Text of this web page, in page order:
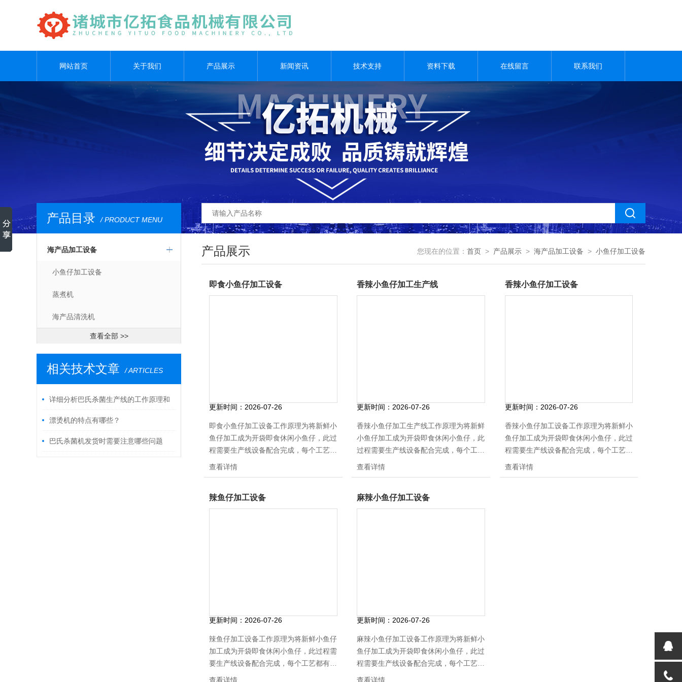
网站首页 关于我们 产品展示 新闻资讯 技术支持 资料下载 在线留言 联系我们
产品目录 / PRODUCT MENU
海产品加工设备
小鱼仔加工设备
蒸煮机
海产品清洗机
查看全部 >>
相关技术文章 / ARTICLES
详细分析巴氏杀菌生产线的工作原理和
使用方法
漂烫机的特点有哪些？
巴氏杀菌机发货时需要注意哪些问题
产品展示 您现在的位置： 首页 > 产品展示 > 海产品加工设备 > 小鱼仔加工设备
即食小鱼仔加工设备
更新时间： 2026-07-26
即食小鱼仔加工设备工作原理为将新鲜小
鱼仔加工成为开袋即食休闲小鱼仔，此过
程需要生产线设备配合完成，每个工艺都
有相匹配的设备，开袋即食休闲小鱼仔可
产量大小进行加工定做
查看详情
香辣小鱼仔加工生产线
更新时间： 2026-07-26
香辣小鱼仔加工生产线工作原理为将新鲜
小鱼仔加工成为开袋即食休闲小鱼仔，此
过程需要生产线设备配合完成，每个工艺
都有相匹配的设备，开袋即食休闲小鱼仔
工产量大小进行加工定做
查看详情
香辣小鱼仔加工设备
更新时间： 2026-07-26
香辣小鱼仔加工设备工作原理为将新鲜小
鱼仔加工成为开袋即食休闲小鱼仔，此过
程需要生产线设备配合完成，每个工艺都
有相匹配的设备，开袋即食休闲小鱼仔可
查看详情
辣鱼仔加工设备
更新时间： 2026-07-26
辣鱼仔加工设备工作原理为将新鲜小鱼仔
加工成为开袋即食休闲小鱼仔，此过程需
要生产线设备配合完成，每个工艺都有相
匹配的设备，开袋即食休闲小鱼仔可以加
查看详情
麻辣小鱼仔加工设备
更新时间： 2026-07-26
麻辣小鱼仔加工设备工作原理为将新鲜小
鱼仔加工成为开袋即食休闲小鱼仔，此过
程需要生产线设备配合完成，每个工艺都
有相匹配的设备，开袋即食休闲小鱼仔可
查看详情